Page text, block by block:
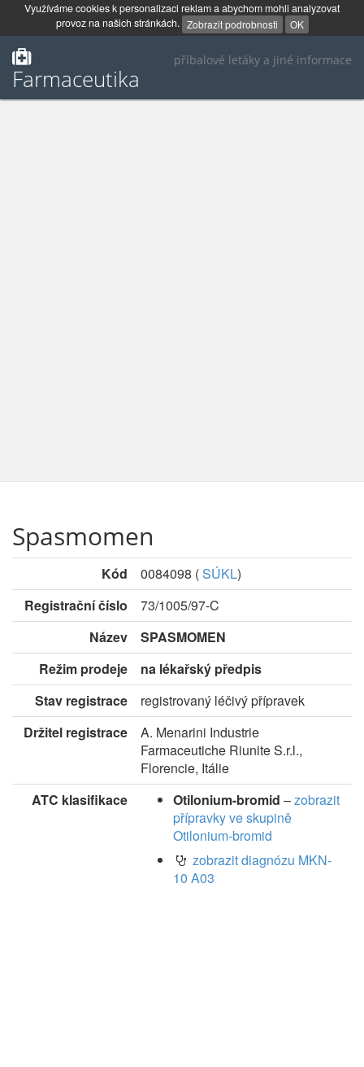
Využíváme cookies k personalizaci reklam a abychom mohli analyzovat
provoz na našich stránkách. Zobrazit podrobnosti OK
příbalové letáky a jiné informace
Farmaceutika
Spasmomen
Kód 0084098 (SÚKL)
Registrační číslo
73/1005/97-C
Název
SPASMOMEN
Režim prodeje
na lékařský předpis
Stav registrace
registrovaný léčivý přípravek
Držitel registrace
A. Menarini Industrie
Farmaceutiche Riunite S.r.l.,
Florencie, Itálie
ATC klasifikace
Otilonium-bromid –zobrazit
přípravky ve skupině
Otilonium-bromid
zobrazit diagnózu MKN-
10 A03